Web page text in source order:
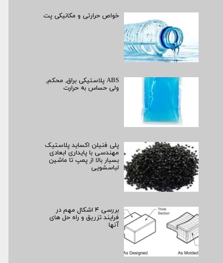
خواص حرارتی و مکانیکی پت
ABS پلاستیکی براق, محکم,
ولی حساس به حرارت
پلی فنیلن اکساید پلاستیک
مهندسی با پایداری ابعادی
بسیار بالا از پمپ تا ماشین
لباسشویی
بررسی ۴ اشکال مهم در
فرایند تزریق و راه حل های
آنها